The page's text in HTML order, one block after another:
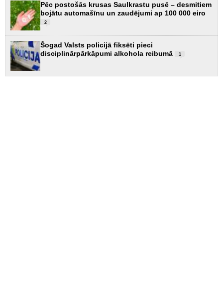
Pēc postošās krusas Saulkrastu pusē – desmitiem
bojātu automašīnu un zaudējumi ap 100 000 eiro
2
Šogad Valsts policijā fiksēti pieci
disciplinārpārkāpumi alkohola reibumā
1